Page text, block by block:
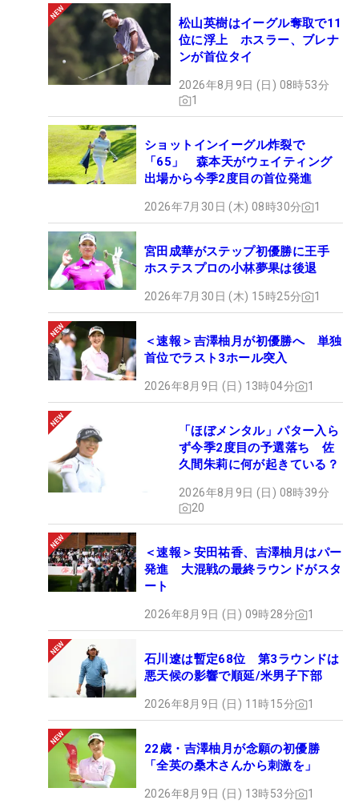
松山英樹はイーグル奪取で11
位に浮上 ホスラー、ブレナ
ンが首位タイ
2026年8月9日 (日) 08時53分
1
ショットインイーグル炸裂で
「65」 森本天がウェイティング
出場から今季2度目の首位発進
2026年7月30日 (木) 08時30分 1
宮田成華がステップ初優勝に王手
ホステスプロの小林夢果は後退
2026年7月30日 (木) 15時25分 1
＜速報＞吉澤柚月が初優勝へ 単独
首位でラスト3ホール突入
2026年8月9日 (日) 13時04分 1
「ほぼメンタル」パター入ら
ず今季2度目の予選落ち 佐
久間朱莉に何が起きている？
2026年8月9日 (日) 08時39分
20
＜速報＞安田祐香、吉澤柚月はパー
発進 大混戦の最終ラウンドがスタ
ート
2026年8月9日 (日) 09時28分 1
石川遼は暫定68位 第3ラウンドは
悪天候の影響で順延/米男子下部
2026年8月9日 (日) 11時15分 1
22歳・吉澤柚月が念願の初優勝
「全英の桑木さんから刺激を」
2026年8月9日 (日) 13時53分 1